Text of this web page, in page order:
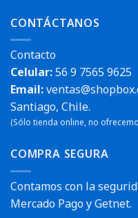
CONTÁCTANOS
Contacto
Celular:56 9 7565 9625
Email:
Santiago, Chile.
(Sólo tienda online, no
COMPRA SEGURA
Contamos con la
Mercado Pago y Getnet.